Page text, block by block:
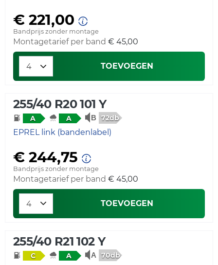
€ 221,00
Bandprijs zonder montage
Montagetarief per band € 45,00
TOEVOEGEN
255/40 R20 101 Y
A A 72db
EPREL link (bandenlabel)
€ 244,75
Bandprijs zonder montage
Montagetarief per band € 45,00
TOEVOEGEN
255/40 R21 102 Y
C A 70db